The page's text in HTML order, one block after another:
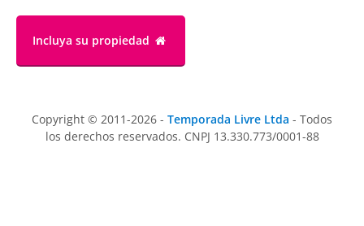
Incluya su propiedad
Copyright © 2011-2026 - Temporada Livre Ltda - Todos
los derechos reservados. CNPJ 13.330.773/0001-88